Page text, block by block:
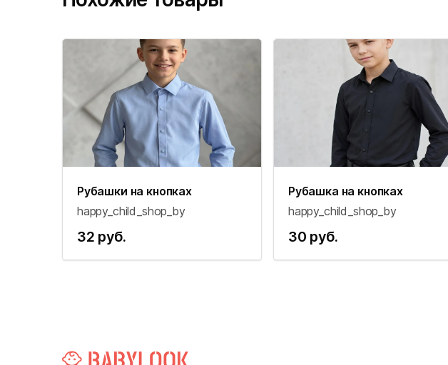
Рубашки на кнопках
happy_child_shop_by
32 руб.
Рубашка на кнопках
happy_child_shop_by
30 руб.